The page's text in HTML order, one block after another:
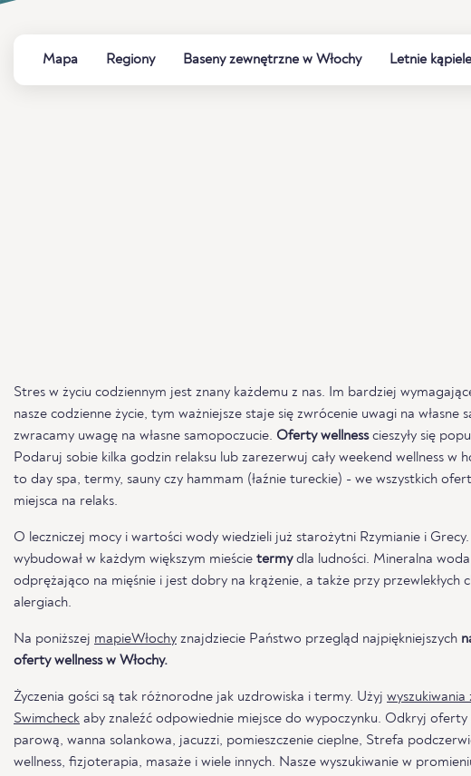
Mapa Regiony Baseny zewnętrzne w Włochy Letnie
Stres w życiu codziennym jest znany każdemu z nas. Im bardziej
nasze codzienne życie, tym ważniejsze staje się zwrócenie uwagi na własne
zwracamy uwagę na własne samopoczucie. Oferty wellnesscieszyły się
Podaruj sobie kilka godzin relaksu lub zarezerwuj cały weekend wellness w
to day spa, termy, sauny czy hammam (łaźnie tureckie) - we wszystkich
miejsca na relaks.
O leczniczej mocy i wartości wody wiedzieli już starożytni Rzymianie i
wybudował w każdym większym mieście termydla ludności. Mineralna
odprężająco na mięśnie i jest dobry na krążenie, a także przy przewlekłych
alergiach.
Na poniższej mapieWłochy znajdziecie Państwo przegląd najpiękniejszych
oferty wellness w Włochy.
Życzenia gości są tak różnorodne jak uzdrowiska i termy. Użyj
Swimcheck aby znaleźć odpowiednie miejsce do wypoczynku. Odkryj oferty
parową, wanna solankowa, jacuzzi, pomieszczenie cieplne, Strefa
wellness, fizjoterapia, masaże i wiele innych. Nasze wyszukiwanie w